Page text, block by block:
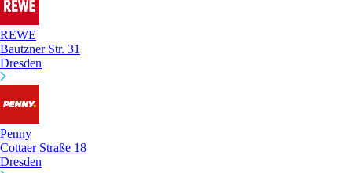
REWE
Bautzner Str. 31
Dresden
Penny
Cottaer Straße 18
Dresden